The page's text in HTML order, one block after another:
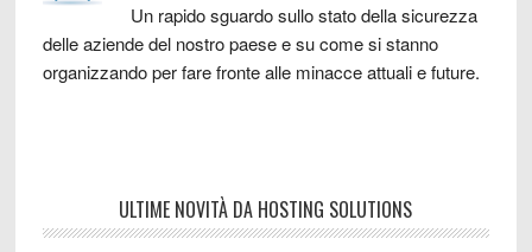
Un rapido sguardo sullo stato della sicurezza
delle aziende del nostro paese e su come si stanno
organizzando per fare fronte alle minacce attuali e future.
ULTIME NOVITÀ DA HOSTING SOLUTIONS